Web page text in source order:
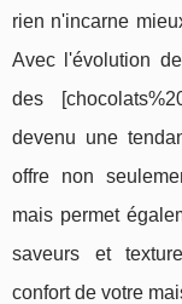
rien n'incarne
Avec l'évolution
des
devenu une
offre non
mais permet
saveurs et
confort de votre